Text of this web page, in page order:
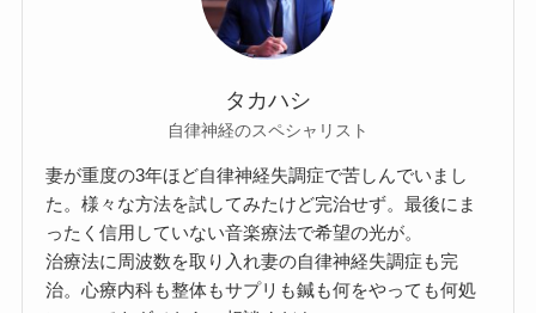
タカハシ
自律神経のスペシャリスト
妻が重度の3年ほど自律神経失調症で苦しんでいまし
た。様々な方法を試してみたけど完治せず。最後にま
ったく信用していない音楽療法で希望の光が。
治療法に周波数を取り入れ妻の自律神経失調症も完
治。心療内科も整体もサプリも鍼も何をやっても何処